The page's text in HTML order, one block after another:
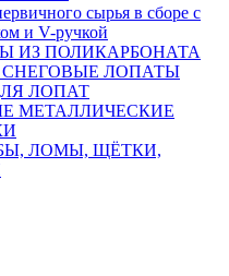
сырья в сборе с
и V-ручкой
ИЗ ПОЛИКАРБОНАТА
ЛОПАТЫ
ЛОПАТ
МЕТАЛЛИЧЕСКИЕ
ЛОМЫ, ЩЁТКИ,